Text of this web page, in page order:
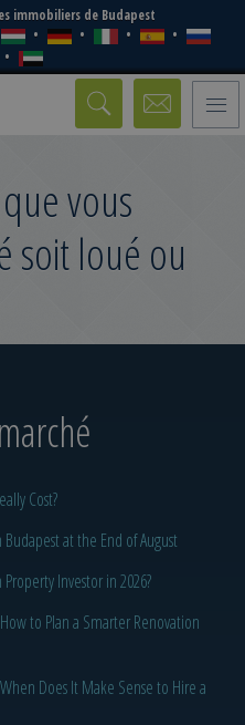
immobiliers de Budapest
Toggle
vous
soit loué ou
Cost?
at the End of August
Investor in 2026?
to Plan a Smarter Renovation
Does It Make Sense to Hire a